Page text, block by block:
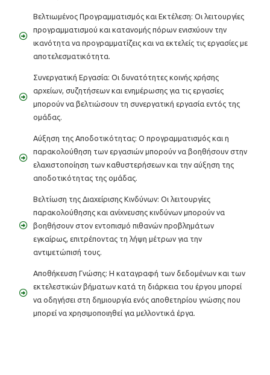
Βελτιωμένος Προγραμματισμός και Εκτέλεση: Οι λειτουργίες
προγραμματισμού και κατανομής πόρων ενισχύουν την
ικανότητα να προγραμματίζεις και να εκτελείς τις εργασίες με
αποτελεσματικότητα.
Συνεργατική Εργασία: Οι δυνατότητες κοινής χρήσης
αρχείων, συζητήσεων και ενημέρωσης για τις εργασίες
μπορούν να βελτιώσουν τη συνεργατική εργασία εντός της
ομάδας.
Αύξηση της Αποδοτικότητας: Ο προγραμματισμός και η
παρακολούθηση των εργασιών μπορούν να βοηθήσουν στην
ελαχιστοποίηση των καθυστερήσεων και την αύξηση της
αποδοτικότητας της ομάδας.
Βελτίωση της Διαχείρισης Κινδύνων: Οι λειτουργίες
παρακολούθησης και ανίχνευσης κινδύνων μπορούν να
βοηθήσουν στον εντοπισμό πιθανών προβλημάτων
εγκαίρως, επιτρέποντας τη λήψη μέτρων για την
αντιμετώπισή τους.
Αποθήκευση Γνώσης: Η καταγραφή των δεδομένων και των
εκτελεστικών βήματων κατά τη διάρκεια του έργου μπορεί
να οδηγήσει στη δημιουργία ενός αποθετηρίου γνώσης που
μπορεί να χρησιμοποιηθεί για μελλοντικά έργα.